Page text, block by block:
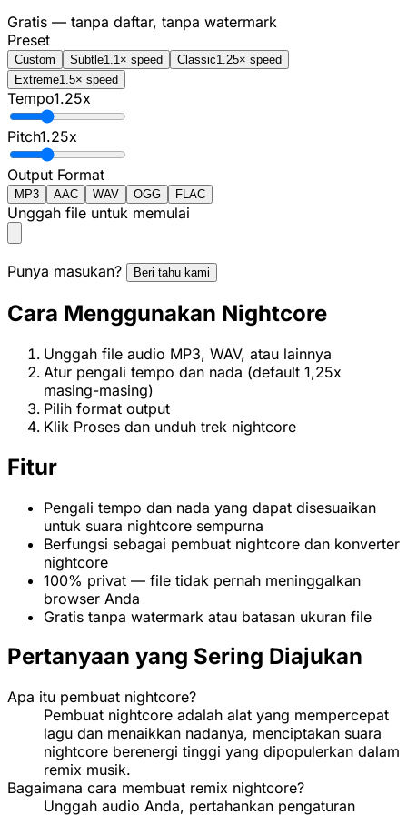
Gratis — tanpa daftar, tanpa watermark
Preset
Custom Subtle1.1× speed Classic1.25× speed
Extreme1.5× speed
Tempo1.25x
Pitch1.25x
Output Format
MP3 AAC WAV OGG FLAC
Unggah file untuk memulai
Punya masukan? Beri tahu kami
Cara Menggunakan Nightcore
Unggah file audio MP3, WAV, atau lainnya
Atur pengali tempo dan nada (default 1,25x
masing-masing)
Pilih format output
Klik Proses dan unduh trek nightcore
Fitur
Pengali tempo dan nada yang dapat disesuaikan
untuk suara nightcore sempurna
Berfungsi sebagai pembuat nightcore dan konverter
nightcore
100% privat — file tidak pernah meninggalkan
browser Anda
Gratis tanpa watermark atau batasan ukuran file
Pertanyaan yang Sering Diajukan
Apa itu pembuat nightcore?
Pembuat nightcore adalah alat yang mempercepat
lagu dan menaikkan nadanya, menciptakan suara
nightcore berenergi tinggi yang dipopulerkan dalam
remix musik.
Bagaimana cara membuat remix nightcore?
Unggah audio Anda, pertahankan pengaturan